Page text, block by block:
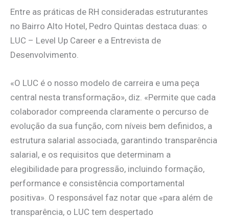
Entre as práticas de RH consideradas estruturantes
no Bairro Alto Hotel, Pedro Quintas destaca duas: o
LUC – Level Up Career e a Entrevista de
Desenvolvimento.
«O LUC é o nosso modelo de carreira e uma peça
central nesta transformação», diz. «Permite que cada
colaborador compreenda claramente o percurso de
evolução da sua função, com níveis bem definidos, a
estrutura salarial associada, garantindo transparência
salarial, e os requisitos que determinam a
elegibilidade para progressão, incluindo formação,
performance e consistência comportamental
positiva». O responsável faz notar que «para além de
transparência, o LUC tem despertado